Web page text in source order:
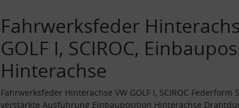
Fahrwerksfeder
GOLF I, SCIROC,
Hinterachse
Fahrwerksfeder Hinterachse VW GOLF I, SCIROC Federform
verstärkte Ausführung Einbauposition Hinterachse